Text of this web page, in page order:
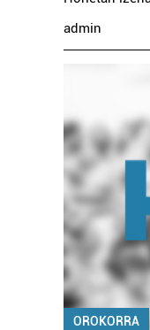
admin
OROKORRA